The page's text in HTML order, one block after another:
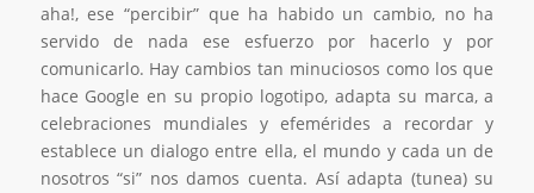
aha!, ese “percibir” que ha habido un cambio, no ha
servido de nada ese esfuerzo por hacerlo y por
comunicarlo. Hay cambios tan minuciosos como los que
hace Google en su propio logotipo, adapta su marca, a
celebraciones mundiales y efemérides a recordar y
establece un dialogo entre ella, el mundo y cada un de
nosotros “si” nos damos cuenta. Así adapta (tunea) su